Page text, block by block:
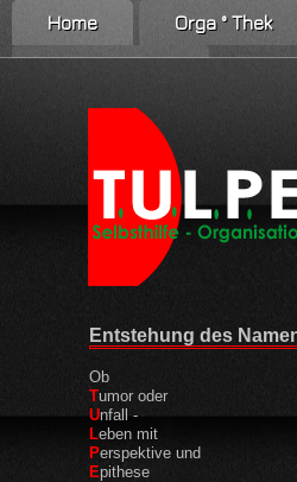
Home Orga ° Thek
Entstehung des
Ob
Tumor oder
Unfall -
Leben mit
Perspektive und
Epithese